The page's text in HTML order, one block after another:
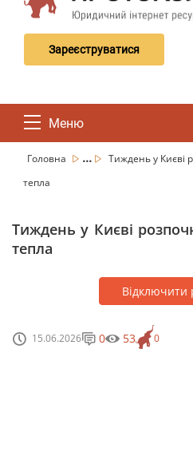
Зареєструватися
Меню
Головна ...
Тиждень у Києві
тепла
Тиждень у Києві
тепла
Відключити
15.06.2026 0
0 53